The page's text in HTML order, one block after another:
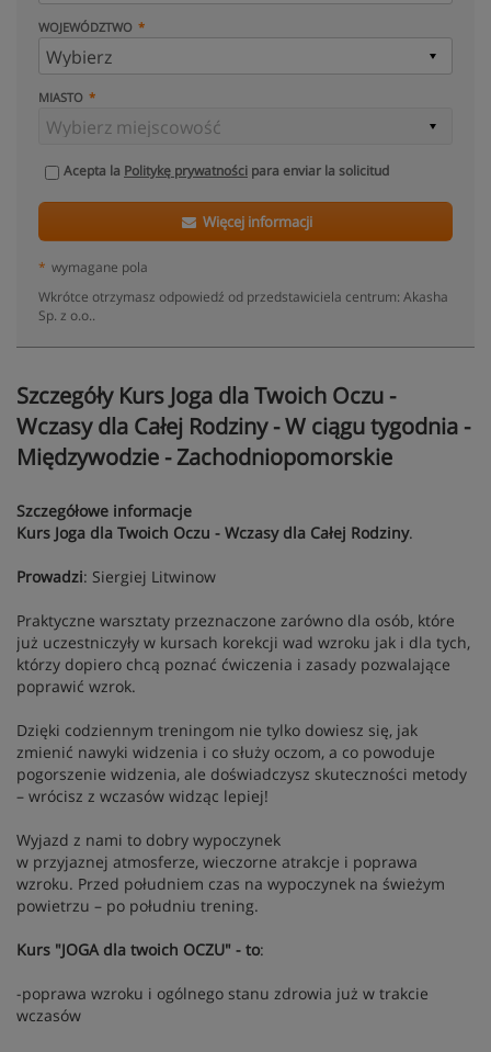
WOJEWÓDZTWO
MIASTO
Acepta la Politykę prywatności para enviar la solicitud
Więcej informacji
* wymagane pola
Wkrótce otrzymasz odpowiedź od przedstawiciela centrum: Akasha
Sp. z o.o..
Szczegóły Kurs Joga dla Twoich Oczu -
Wczasy dla Całej Rodziny - W ciągu tygodnia -
Międzywodzie - Zachodniopomorskie
Szczegółowe informacje
Kurs Joga dla Twoich Oczu - Wczasy dla Całej Rodziny.
Prowadzi: Siergiej Litwinow
Praktyczne warsztaty przeznaczone zarówno dla osób, które
już uczestniczyły w kursach korekcji wad wzroku jak i dla tych,
którzy dopiero chcą poznać ćwiczenia i zasady pozwalające
poprawić wzrok.
Dzięki codziennym treningom nie tylko dowiesz się, jak
zmienić nawyki widzenia i co służy oczom, a co powoduje
pogorszenie widzenia, ale doświadczysz skuteczności metody
– wrócisz z wczasów widząc lepiej!
Wyjazd z nami to dobry wypoczynek
w przyjaznej atmosferze, wieczorne atrakcje i poprawa
wzroku. Przed południem czas na wypoczynek na świeżym
powietrzu – po południu trening.
Kurs "JOGA dla twoich OCZU" - to:
-poprawa wzroku i ogólnego stanu zdrowia już w trakcie
wczasów